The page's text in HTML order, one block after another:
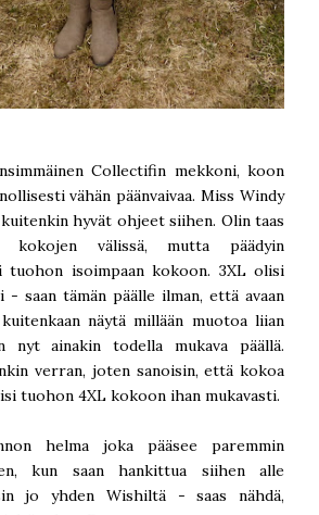
Collectifin mekkoni, koon
vähän päänvaivaa. Miss Windy
hyvät ohjeet siihen. Olin taas
kokojen välissä, mutta päädyin
tuohon isoimpaan kokoon. 3XL olisi
saan tämän päälle ilman, että avaan
näytä millään muotoa liian
nyt ainakin todella mukava päällä.
verran, joten sanoisin, että kokoa
tuohon 4XL kokoon ihan mukavasti.
helma joka pääsee paremmin
kun saan hankittua siihen alle
jo yhden Wishiltä - saas nähdä,